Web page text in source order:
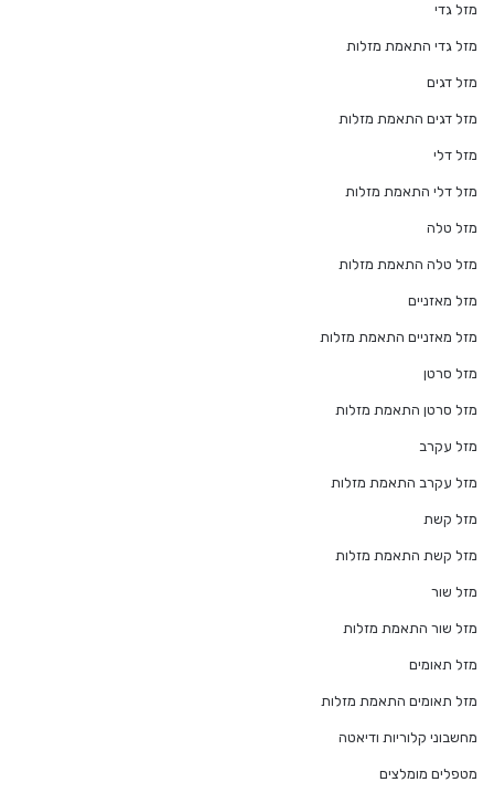
מזל גדי
מזל גדי התאמת מזלות
מזל דגים
מזל דגים התאמת מזלות
מזל דלי
מזל דלי התאמת מזלות
מזל טלה
מזל טלה התאמת מזלות
מזל מאזניים
מזל מאזניים התאמת מזלות
מזל סרטן
מזל סרטן התאמת מזלות
מזל עקרב
מזל עקרב התאמת מזלות
מזל קשת
מזל קשת התאמת מזלות
מזל שור
מזל שור התאמת מזלות
מזל תאומים
מזל תאומים התאמת מזלות
מחשבוני קלוריות ודיאטה
מטפלים מומלצים